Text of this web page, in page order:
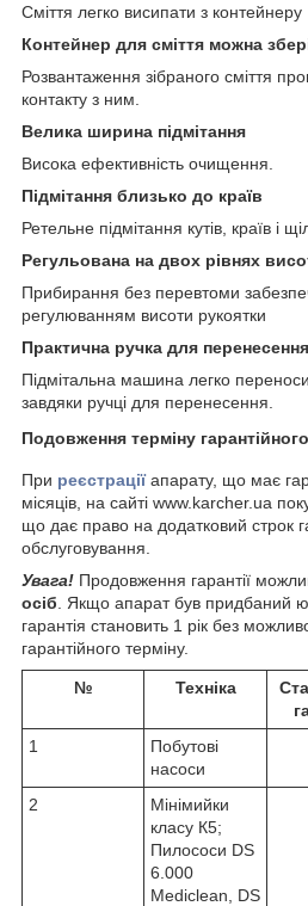
Сміття легко висипати з контейнеру
Контейнер для сміття можна
Розвантаження зібраного сміття
контакту з ним.
Велика ширина підмітання
Висока ефективність очищення.
Підмітання близько до країв
Ретельне підмітання кутів, країв і
Регульована на двох рівнях
Прибирання без перевтоми
регулюванням висоти рукоятки
Практична ручка для перенесення
Підмітальна машина легко
завдяки ручці для перенесення.
Подовження терміну
При реєстраціїапарату, що має
місяців, на сайті www.karcher.ua
що дає право на додатковий строк
обслуговування.
Увага! Продовження гарантії
осіб. Якщо апарат був придбаний
гарантія становить 1 рік без
гарантійного терміну.
№ Техніка
1
Побутові
насоси
2
Мінімийки
класу К5;
Пилососи DS
6.000
Mediclean, DS